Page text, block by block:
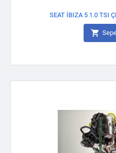
SEAT İBIZA 5 1.0 TSI
